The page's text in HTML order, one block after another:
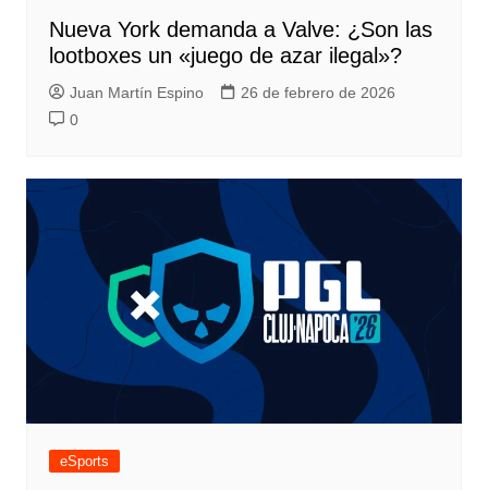
Nueva York demanda a Valve: ¿Son las
lootboxes un «juego de azar ilegal»?
Juan Martín Espino
26 de febrero de 2026
0
eSports